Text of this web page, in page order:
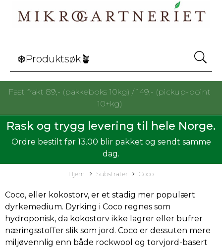
Fast frakt 89,- (pakkeboks 10kg) / 149,- (pickup-point
10+kg)
Rask og trygg levering til hele Norge.
Ordre bestilt før 13.00 blir pakket og sendt samme
dag.
Hjem Substrater Coco
Coco, eller kokostorv, er et stadig mer populært
dyrkemedium. Dyrking i Coco regnes som
hydroponisk, da kokostorv ikke lagrer eller bufrer
næringsstoffer slik som jord. Coco er dessuten mere
miljøvennlig enn både rockwool og torvjord-basert